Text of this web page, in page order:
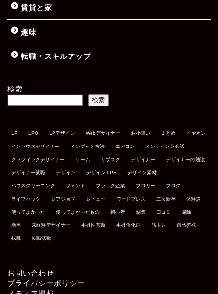
賃貸と家
趣味
転職・スキルアップ
検索
検索
LP LPO LPデザイン Webデザイナー お小遣い まとめ イヤホン
インハウスデザイナー インプット方法 エアコン オンライン英会話
グラフィックデザイナー ゲーム サブスク デザイナー デザイナーの勉強
デザイナー就職 デザイン デザインTIPS デザイン素材
ハウスクリーニング フォント ブラック企業 ブロガー ブログ
ライフハック レアジョブ レビュー ワードプレス 二次新卒 体験談
使ってよかった 使ってよかったもの 初心者 副業 口コミ 掃除
新卒 未経験デザイナー 毛孔性苔癬 毛孔角化症 筋トレ 自己啓発
転職 転職活動
お問い合わせ
プライバシーポリシー